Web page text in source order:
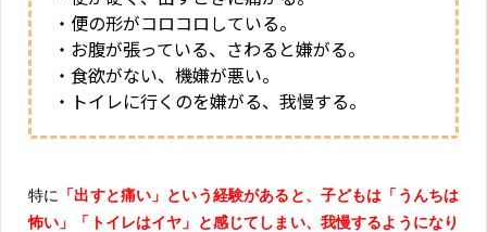
・便の形がコロコロしている。
・お腹が張っている、さわると嫌がる。
・食欲がない、機嫌が悪い。
・トイレに行くのを嫌がる、我慢する。
特に 「出すと痛い」という経験があると、子どもは「うんちは
怖い」「トイレはイヤ」と感じてしまい、我慢するようになり